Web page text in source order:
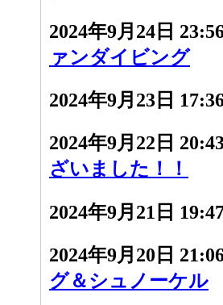
2024年9月24日
ァンダイビング
2024年9月23日
2024年9月22日
ざいました！！
2024年9月21日
2024年9月20日
グ＆シュノーケル